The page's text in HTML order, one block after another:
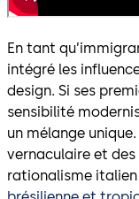
En tant
intégré les
design. Si ses
sensibilité
un mélange
vernaculaire et
rationalisme italien